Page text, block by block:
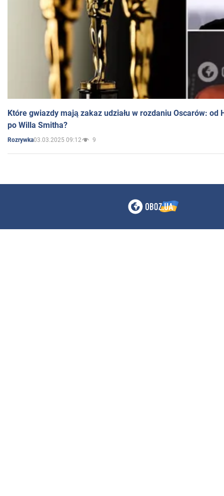
Które gwiazdy mają zakaz udziału w rozdaniu Oscarów: od
po Willa Smitha?
Rozrywka03.03.2025 09:12 9